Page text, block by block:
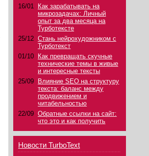
16/01
Как зарабатывать на
микрозадачах: Личный
опыт за два месяца на
Турботексте
25/12 Стань нейрохудожником с
Турботекст
01/10
Как превращать скучные
технические темы в живые
и интересные тексты
25/09
Влияние SEO на структуру
текста: баланс между
продвижением и
читабельностью
22/09 Обратные ссылки на сайт:
что это и как получить
Новости TurboText